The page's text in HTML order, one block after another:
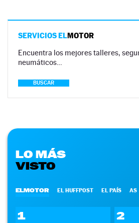
SERVICIOS ELMOTOR
Encuentra los mejores talleres,
neumáticos…
BUSCAR
LO MÁS
VISTO
ELMOTOR EL HUFFPOST EL PAÍS AS
1 2